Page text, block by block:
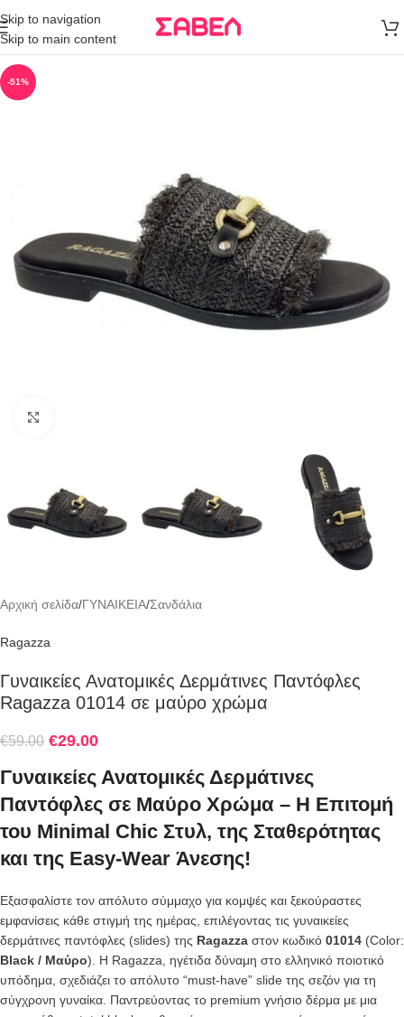
Skip to navigation
Skip to main content
άνω των 80€
Παραγγελία
-51%
Αρχική σελίδα/ΓΥΝΑΙΚΕΙΑ/Σανδάλια
Ragazza
Γυναικείες Ανατομικές Δερμάτινες Παντόφλες
Ragazza 01014 σε μαύρο χρώμα
€59.00 €29.00
Γυναικείες Ανατομικές Δερμάτινες
Παντόφλες σε Μαύρο Χρώμα – Η Επιτομή
του Minimal Chic Στυλ, της Σταθερότητας
και της Easy-Wear Άνεσης!
Εξασφαλίστε τον απόλυτο σύμμαχο για κομψές και ξεκούραστες
εμφανίσεις κάθε στιγμή της ημέρας, επιλέγοντας τις γυναικείες
δερμάτινες παντόφλες (slides) της Ragazza στον κωδικό 01014 (Color:
Black / Μαύρο). Η Ragazza, ηγέτιδα δύναμη στο ελληνικό ποιοτικό
υπόδημα, σχεδιάζει το απόλυτο “must-have” slide της σεζόν για τη
σύγχρονη γυναίκα. Παντρεύοντας το premium γνήσιο δέρμα με μια